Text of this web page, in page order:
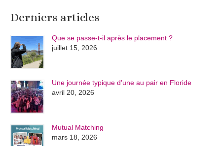
Derniers articles
Que se passe-t-il après le placement ?
juillet 15, 2026
Une journée typique d’une au pair en Floride
avril 20, 2026
Mutual Matching
mars 18, 2026